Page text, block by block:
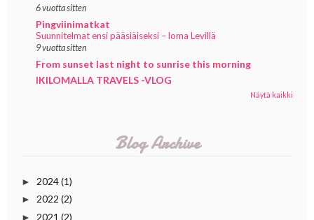
6 vuotta sitten
Pingviinimatkat
Suunnitelmat ensi pääsiäiseksi – loma Levillä
9 vuotta sitten
From sunset last night to sunrise this morning
IKILOMALLA TRAVELS -VLOG
Näytä kaikki
Blog Archive
► 2024(1)
► 2022 (2)
► 2021 (2)